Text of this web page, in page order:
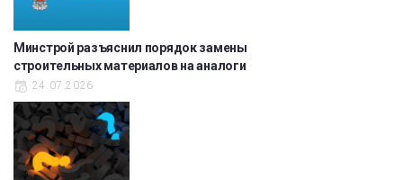
Минстрой разъяснил порядок замены
строительных материалов на аналоги
24.07.2026